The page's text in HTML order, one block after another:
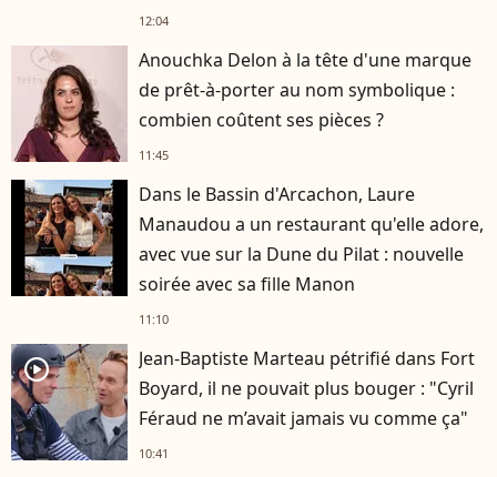
12:04
Anouchka Delon à la tête d'une marque
de prêt-à-porter au nom symbolique :
combien coûtent ses pièces ?
11:45
Dans le Bassin d'Arcachon, Laure
Manaudou a un restaurant qu'elle adore,
avec vue sur la Dune du Pilat : nouvelle
soirée avec sa fille Manon
11:10
player2
Jean-Baptiste Marteau pétrifié dans Fort
Boyard, il ne pouvait plus bouger : "Cyril
Féraud ne m’avait jamais vu comme ça"
10:41